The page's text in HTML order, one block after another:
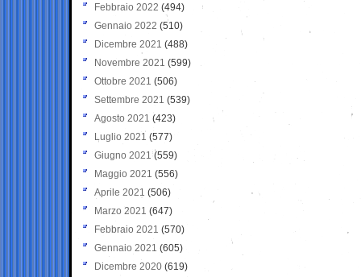
Febbraio 2022 (494)
Gennaio 2022 (510)
Dicembre 2021 (488)
Novembre 2021 (599)
Ottobre 2021 (506)
Settembre 2021 (539)
Agosto 2021 (423)
Luglio 2021 (577)
Giugno 2021(559)
Maggio 2021 (556)
Aprile 2021 (506)
Marzo 2021 (647)
Febbraio 2021 (570)
Gennaio 2021 (605)
Dicembre 2020 (619)